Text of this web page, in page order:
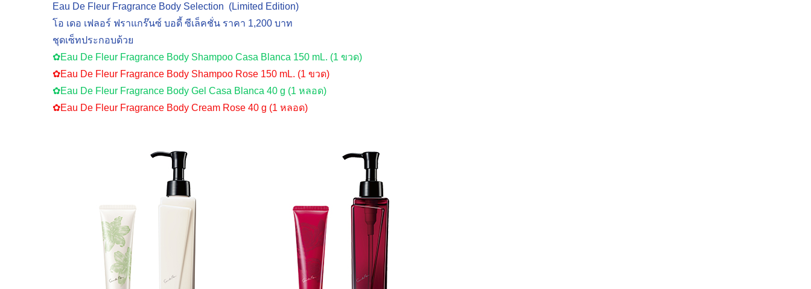
Eau De Fleur Fragrance Body Selection (Limited Edition)
โอ เดอ เฟลอร์ ฟราแกร๊นซ์ บอดี้ ซีเล็คชั่น ราคา 1,200 บาท
ชุดเซ็ทประกอบด้วย
✿Eau De Fleur Fragrance Body Shampoo Casa Blanca 150 mL. (1 ขวด)
✿Eau De Fleur Fragrance Body Shampoo Rose 150 mL. (1 ขวด)
✿Eau De Fleur Fragrance Body Gel Casa Blanca 40 g (1 หลอด)
✿Eau De Fleur Fragrance Body Cream Rose 40 g (1 หลอด)